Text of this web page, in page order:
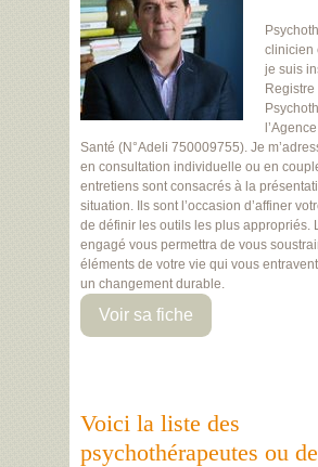
clinicien
je suis
Santé (N°Adeli 750009755). Je
en consultation individuelle ou en
entretiens sont consacrés à la
situation. Ils sont l’occasion d’affiner
de définir les outils les plus appropriés.
engagé vous permettra de vous
éléments de votre vie qui vous
un changement durable.
Voir sa fiche
Voici la liste des
psychothérapeutes ou